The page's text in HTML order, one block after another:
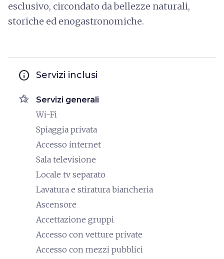
esclusivo, circondato da bellezze naturali,
storiche ed enogastronomiche.
info Servizi inclusi
hotel_class Servizi generali
Wi-Fi
Spiaggia privata
Accesso internet
Sala televisione
Locale tv separato
Lavatura e stiratura biancheria
Ascensore
Accettazione gruppi
Accesso con vetture private
Accesso con mezzi pubblici